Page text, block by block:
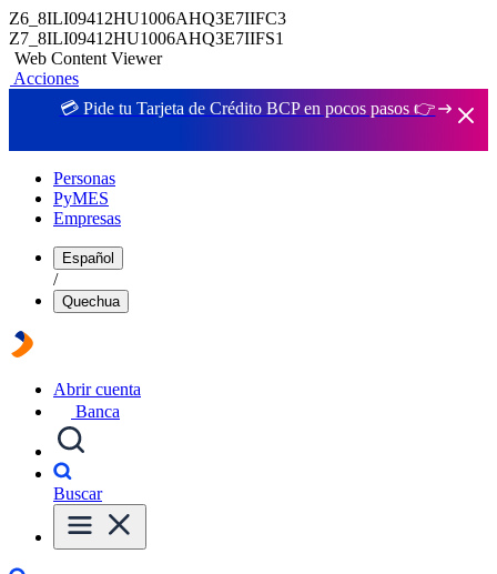
Z6_8ILI09412HU1006AHQ3E7IIFC3
Z7_8ILI09412HU1006AHQ3E7IIFS1
Web Content Viewer
Acciones
💳 Pide tu Tarjeta de Crédito BCP en pocos pasos 👉
Personas
PyMES
Empresas
Español
/
Quechua
Abrir cuenta
Banca
Buscar